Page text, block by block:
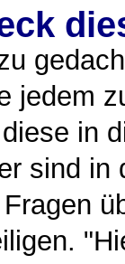
jedem
in
sind in